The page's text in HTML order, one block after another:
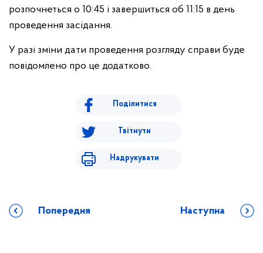
розпочнеться о 10:45 і завершиться об 11:15 в день
проведення засідання.
У разі зміни дати проведення розгляду справи буде
повідомлено про це додатково.
Поділитися
Твітнути
Надрукувати
Попередня Наступна